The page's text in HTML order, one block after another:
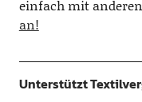
einfach mit
an!
Unterstützt